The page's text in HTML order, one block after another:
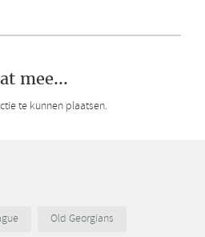
mee...
te kunnen plaatsen.
Old Georgians